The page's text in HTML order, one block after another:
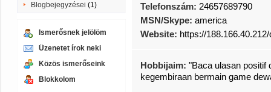
Blogbejegyzései (1)
Ismerősnek jelölöm
Üzenetet írok neki
Közös ismerőseink
Blokkolom
Telefonszám: 24657689790
MSN/Skype: america
Website: https://
Hobbijaim: "Baca ulasan positif
kegembiraan bermain game